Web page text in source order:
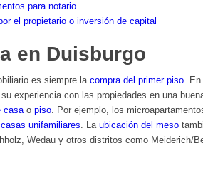
para notario
el propietario o inversión de capital
en Duisburgo
es siempre la compra del primer piso.
experiencia con las propiedades en una
casao piso. Por ejemplo, los
casas unifamiliares. La ubicación del meso
Wedau y otros distritos como Meiderich/